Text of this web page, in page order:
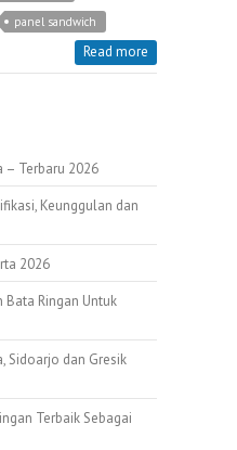
panel sandwich
Read more
– Terbaru 2026
Keunggulan dan
2026
Bata Ringan Untuk
Sidoarjo dan Gresik
Terbaik Sebagai